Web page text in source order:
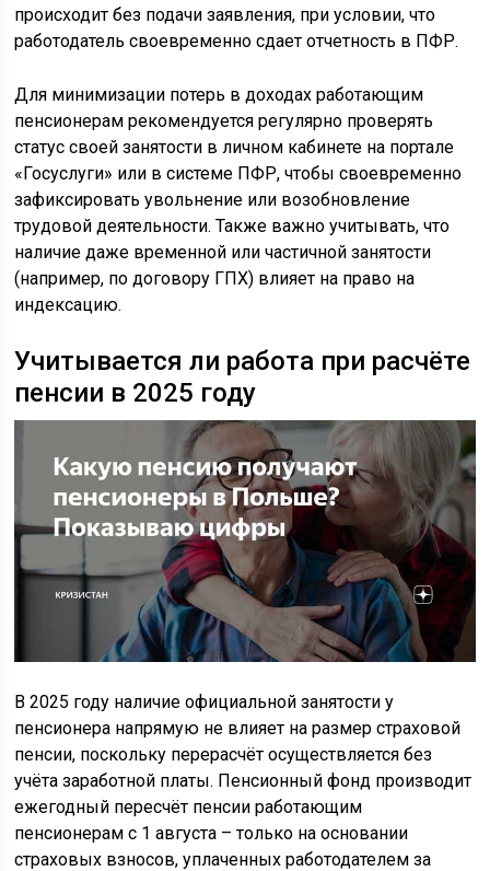
происходит без подачи заявления, при условии, что
работодатель своевременно сдает отчетность в ПФР.
Для минимизации потерь в доходах работающим
пенсионерам рекомендуется регулярно проверять
статус своей занятости в личном кабинете на портале
«Госуслуги» или в системе ПФР, чтобы своевременно
зафиксировать увольнение или возобновление
трудовой деятельности. Также важно учитывать, что
наличие даже временной или частичной занятости
(например, по договору ГПХ) влияет на право на
индексацию.
Учитывается ли работа при расчёте
пенсии в 2025 году
В 2025 году наличие официальной занятости у
пенсионера напрямую не влияет на размер страховой
пенсии, поскольку перерасчёт осуществляется без
учёта заработной платы. Пенсионный фонд производит
ежегодный пересчёт пенсии работающим
пенсионерам с 1 августа – только на основании
страховых взносов, уплаченных работодателем за